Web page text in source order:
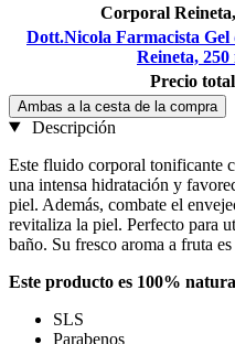
Corporal
Dott.Nicola Farmacista Gel
Reineta, 250
Precio
Ambas a la cesta de la compra
Descripción
Este fluido corporal tonificante
una intensa hidratación y
piel. Además, combate el
revitaliza la piel. Perfecto para
baño. Su fresco aroma a fruta
Este producto es 100%
SLS
Parabenos